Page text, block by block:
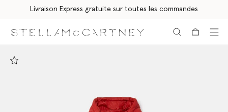
Livraison Express gratuite sur toutes les commandes